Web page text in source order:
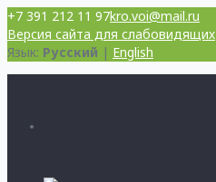
+7 391 212 11 97kro.voi@mail.ru
Версия сайта для слабовидящих
Язык: Русский | English